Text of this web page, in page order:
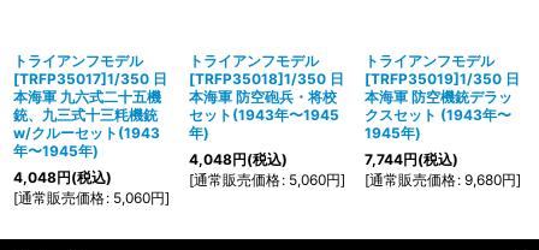
トライアンフモデル
[TRFP35017]1/350 日
本海軍 九六式二十五機
銃、九三式十三粍機銃
w/クルーセット(1943
年〜1945年)
4,048円(税込)
[通常販売価格: 5,060円]
トライアンフモデル
[TRFP35018]1/350 日
本海軍 防空砲兵・将校
セット(1943年〜1945
年)
4,048円(税込)
[通常販売価格: 5,060円]
トライアンフモデル
[TRFP35019]1/350 日
本海軍 防空機銃デラッ
クスセット (1943年〜
1945年)
7,744円(税込)
[通常販売価格: 9,680円]